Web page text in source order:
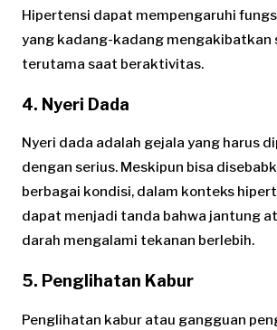
Hipertensi dapat mempengaruhi
yang kadang-kadang mengakibatkan
terutama saat beraktivitas.
4. Nyeri Dada
Nyeri dada adalah gejala yang harus
dengan serius. Meskipun bisa
berbagai kondisi, dalam konteks
dapat menjadi tanda bahwa jantung
darah mengalami tekanan berlebih.
5. Penglihatan Kabur
Penglihatan kabur atau gangguan